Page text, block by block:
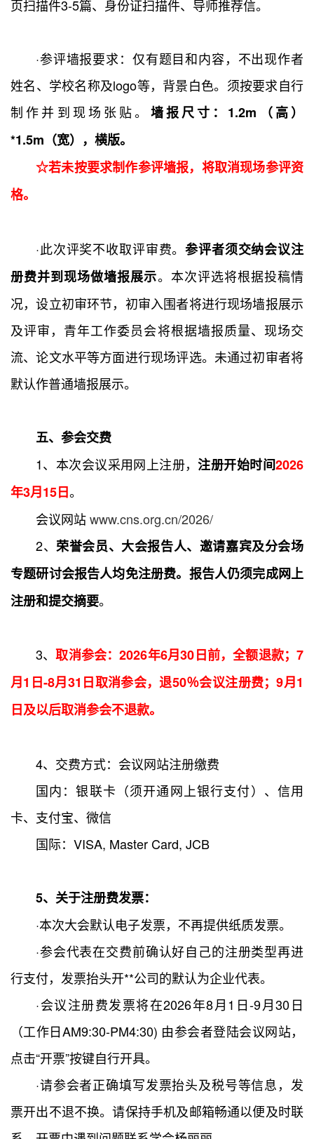
页扫描件3-5篇、身份证扫描件、导师推荐信。
·参评墙报要求：仅有题目和内容，不出现作者
姓名、学校名称及logo等，背景白色。须按要求自行
制作并到现场张贴。 墙报尺寸：1.2m（高）
*1.5m（宽），横版。
☆若未按要求制作参评墙报，将取消现场参评资
格。
·此次评奖不收取评审费。参评者须交纳会议注
册费并到现场做墙报展示。本次评选将根据投稿情
况，设立初审环节，初审入围者将进行现场墙报展示
及评审，青年工作委员会将根据墙报质量、现场交
流、论文水平等方面进行现场评选。未通过初审者将
默认作普通墙报展示。
五、参会交费
1、本次会议采用网上注册，注册开始时间2026
年3月15日。
会议网站www.cns.org.cn/2026/
2、 荣誉会员、大会报告人、邀请嘉宾及分会场
专题研讨会报告人均免注册费。报告人仍须完成网上
注册和提交摘要。
3、取消参会：2026年6月30日前，全额退款；7
月1日-8月31日取消参会，退50％会议注册费；9月1
日及以后取消参会不退款。
4、交费方式：会议网站注册缴费
国内：银联卡（须开通网上银行支付）、信用
卡、支付宝、微信
国际：VISA, Master Card, JCB
5、关于注册费发票：
·本次大会默认电子发票，不再提供纸质发票。
·参会代表在交费前确认好自己的注册类型再进
行支付，发票抬头开**公司的默认为企业代表。
·会议注册费发票将在2026年8月1日-9月30日
（工作日AM9:30-PM4:30) 由参会者登陆会议网站，
点击“开票”按键自行开具。
·请参会者正确填写发票抬头及税号等信息，发
票开出不退不换。请保持手机及邮箱畅通以便及时联